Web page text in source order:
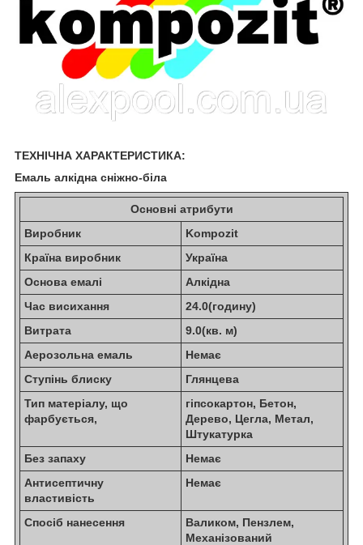
ТЕХНІЧНА ХАРАКТЕРИСТИКА:
Емаль алкідна сніжно-біла
Основні атрибути
Виробник
Kompozit
Країна виробник
Україна
Основа емалі
Алкідна
Час висихання
24.0(годину)
Витрата
9.0(кв. м)
Аерозольна емаль
Немає
Ступінь блиску
Глянцева
Тип матеріалу, що
фарбується,
гіпсокартон, Бетон,
Дерево, Цегла, Метал,
Штукатурка
Без запаху
Немає
Антисептичну
властивість
Немає
Спосіб нанесення
Валиком, Пензлем,
Механізований